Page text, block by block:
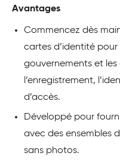
Avantages
Commencez dès
cartes d’identité pour
gouvernements et
l’enregistrement,
d’accès.
Développé pour
avec des ensembles
sans photos.